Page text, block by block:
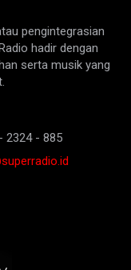
pengintegrasian
hadir dengan
serta musik yang
2324 - 885